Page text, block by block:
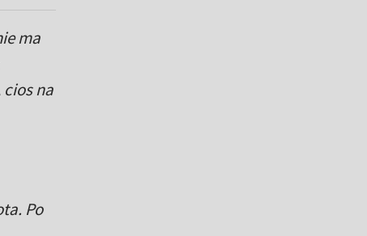
ma
na
Po